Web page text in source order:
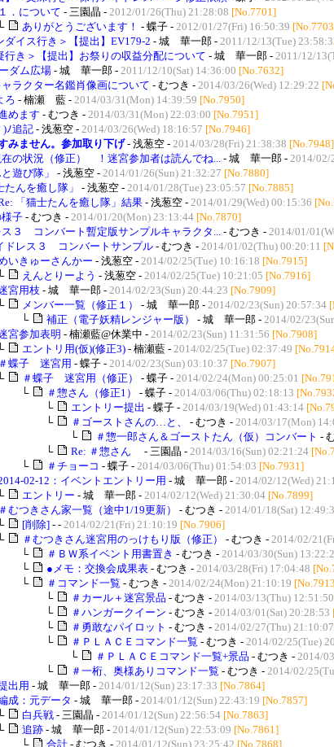
１．について - 三園晶 - 2012/01/26(Thu) 21:28:08 [No.7701]
└
ありがとうございます！ - 蝶子 - 2012/01/27(Fri) 16:50:39
ダイス行き＞【提出】EV179-2 - 城 華一郎 - 2011/12/13(Tue)
行き＞【提出】お祭りの収益分配について - 城 華一郎 - 2011/12/
ダム広場 - 城 華一郎 - 2011/12/10(Sat) 14:36:00 [No.7632]
ャラクター名鑑肖像画について - むつき - 2014/03/26(Wed) 12:29:22
ろ - 楠瀬 藍 - 2014/03/31(Mon) 14:39:59 [No.7950]
めます - むつき - 2014/03/31(Mon) 22:03:00 [No.7951]
)ﾉ追記- 浅葱空 - 2014/03/26(Wed) 18:16:57 [No.7946]
みません。参加取り下げ- 浅葱空 - 2014/03/28(Fri) 21:38:38 [No.7948]
の状況（修正） ！迷宮参加者は読んでね... - 城 華一郎 - 2014/02/
遊び隊」 - 浅葱空 - 2014/01/26(Sun) 21:32:27 [No.7880]
たんを癒し隊」 - 浅葱空 - 2014/01/28(Tue) 23:05:57 [No.7885]
「猫士たんを癒し隊」結果 - 浅葱空 - 2014/01/29(Wed) 00:15:36
子 - むつき - 2014/01/20(Mon) 23:13:44 [No.7870]
ス３ コンバート暫定版サンプルキャラクタ... - むつき - 2014/01/
ドレス３ コンバートサンプル - むつき - 2014/01/02(Thu) 00:20:11
いきゅーさんかー - 浅葱空 - 2014/02/25(Tue) 10:16:18 [No.7915]
└
えんとりーよう - 浅葱空 - 2014/02/25(Tue) 10:21:05 [No.7916]
宮用枝 - 城 華一郎 - 2014/02/23(Sun) 20:44:23 [No.7909]
└
メンバー一覧（修正１） - 城 華一郎 - 2014/02/23(Sun) 20:57:34
└
補正（電子妖精レンジャー版） - 城 華一郎 - 2014/02/
宮参加表明 - 楠瀬藍@休業中 - 2014/02/23(Sun) 11:31:56 [No.7908]
└
エントリ用(仮)(修正3) - 楠瀬藍 - 2014/02/25(Tue) 02:37:49
＃蝶子 迷宮用 - 蝶子 - 2014/02/23(Sun) 03:10:37 [No.7907]
└
＃蝶子 迷宮用（修正） - 蝶子 - 2014/02/24(Mon) 00:25:01
└
＃惣さん（修正1） - 蝶子 - 2014/03/06(Thu) 02:18:13
└
エントリー提出 - 蝶子 - 2014/03/19(Wed) 01:43:14
└
＃ゴーストさんの…と、 - むつき - 2014/03/17(Mon)
└
＃惣一郎さん＆ゴーストたん（仮）コンバート -
└
Re: ＃惣さん - 三園晶 - 2014/03/16(Sun) 02:21:24
└
＃チョーコ - 蝶子 - 2014/03/06(Thu) 01:54:03 [No.7931]
02-12：イベントエントリー用 - 城 華一郎 - 2014/02/12(Wed)
└
エントリー - 城 華一郎 - 2014/02/12(Wed) 21:30:04 [No.7899]
＃むつきさん家一覧（途中1/19更新） - むつき - 2014/01/18(Sat)
└
[削除] - - 2014/02/21(Fri) 21:10:19 [No.7906]
└
＃むつきさん迷宮用のっけもり版（修正） - むつき - 2014/02/
└
＃ＢＷ系イベント用書置き - むつき - 2014/03/30(Sun)
└
●メモ：交換会成果表 - むつき - 2014/03/28(Fri) 17:04:48
└
＃コマンド一覧 - むつき - 2014/02/24(Mon) 21:10:19
└
＃カール＋迷宮景品 - むつき - 2014/03/13(Thu) 12:51:50
└
＃ハンガークイーン - むつき - 2014/03/01(Sat) 20:28:53
└
＃勇敢なパイロット - むつき - 2014/02/27(Thu) 21:10:07
└
＃ＰＬＡＣＥコマンド一覧 - むつき - 2014/02/25(Tue)
└
＃ＰＬＡＣＥコマンド一覧+景品 - むつき - 2014/
└
＃一桁、奥様ありコマンド一覧 - むつき - 2014/02/
出用 - 城 華一郎 - 2014/01/12(Sun) 23:17:33 [No.7864]
成：元データ - 城 華一郎 - 2014/01/12(Sun) 22:43:19 [No.7857]
└
白兵戦 - 三園晶 - 2014/01/12(Sun) 22:56:54 [No.7863]
└
追跡 - 城 華一郎 - 2014/01/12(Sun) 22:53:09 [No.7861]
└
合計 - むつき - 2014/01/12(Sun) 23:25:42 [No.7868]